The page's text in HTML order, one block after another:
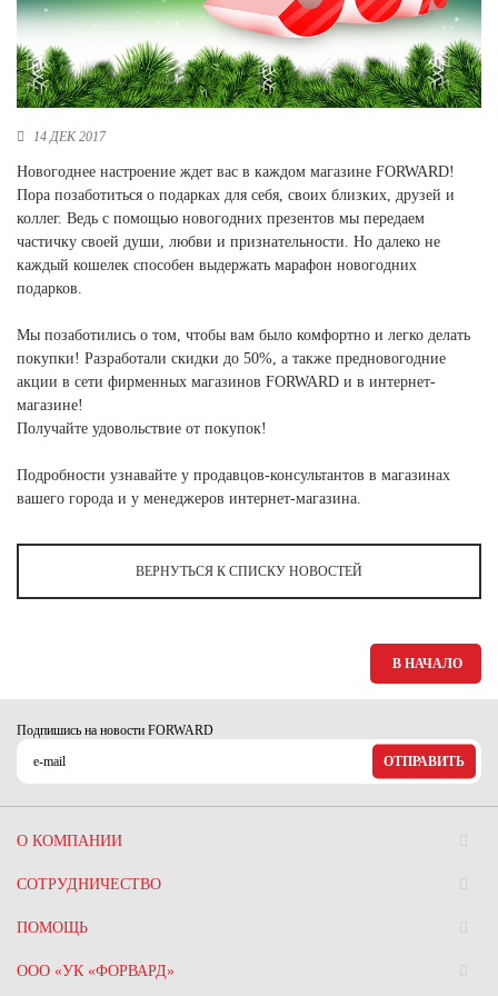
Новосибирская область (3)
Омская область (5)
Республика Башкортостан (3)
Республика Татарстан (2)
Ростовская область (2)
Самарская область (1)
Санкт-Петербург и ЛО (3)
Саратовская область (1)
Смоленская область (1)
Ставропольский край (5)
Томская область (1)
Тульская область (1)
Тюменская область (3)
Хакасия (1)
Ханты-Мансийский автономный округ (3)
Челябинская область (2)
14 ДЕК 2017
Новогоднее настроение ждет вас в каждом магазине FORWARD!
Пора позаботиться о подарках для себя, своих близких, друзей и
коллег. Ведь с помощью новогодних презентов мы передаем
частичку своей души, любви и признательности. Но далеко не
каждый кошелек способен выдержать марафон новогодних
подарков.
Мы позаботились о том, чтобы вам было комфортно и легко делать
покупки! Разработали скидки до 50%, а также предновогодние
акции в сети фирменных магазинов FORWARD и в интернет-
магазине!
Получайте удовольствие от покупок!
Подробности узнавайте у продавцов-консультантов в магазинах
вашего города и у менеджеров интернет-магазина.
ВЕРНУТЬСЯ К СПИСКУ НОВОСТЕЙ
В НАЧАЛО
Подпишись на новости FORWARD
ОТПРАВИТЬ
О КОМПАНИИ
СОТРУДНИЧЕСТВО
ПОМОЩЬ
ООО «УК «ФОРВАРД»